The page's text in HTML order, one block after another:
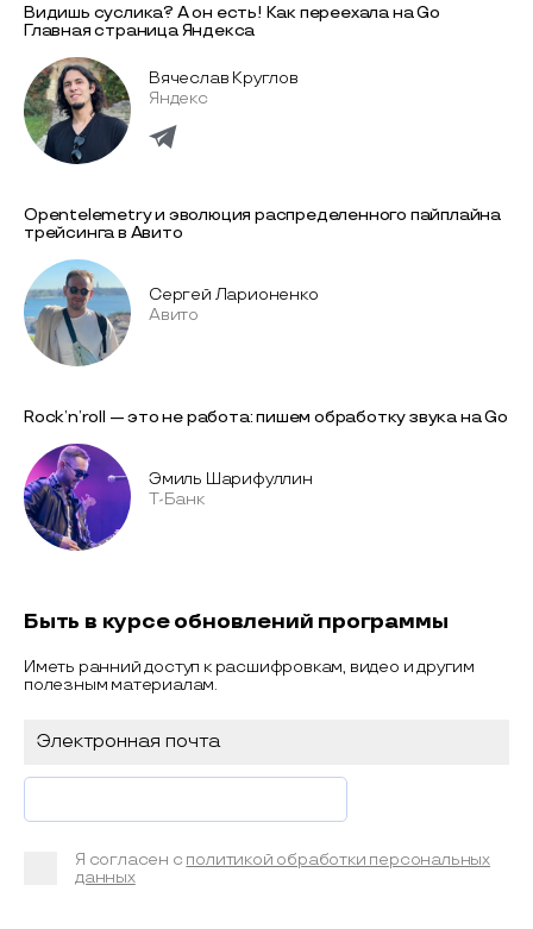
Видишь суслика? А он есть! Как переехала на Go
Главная страница Яндекса
Вячеслав Круглов
Яндекс
Opentelemetry и эволюция распределенного пайплайна
трейсинга в Авито
Сергей Ларионенко
Авито
Rock’n’roll — это не работа: пишем обработку звука на Go
Эмиль Шарифуллин
Т-Банк
Быть в курсе обновлений программы
Иметь ранний доступ к расшифровкам, видео и другим
полезным материалам.
Я согласен с политикой обработки персональных
данных